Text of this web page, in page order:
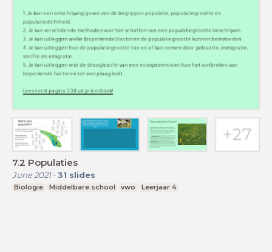
7.2 Populaties
June 2021- 31 slides
Biologie Middelbare school vwo Leerjaar 4